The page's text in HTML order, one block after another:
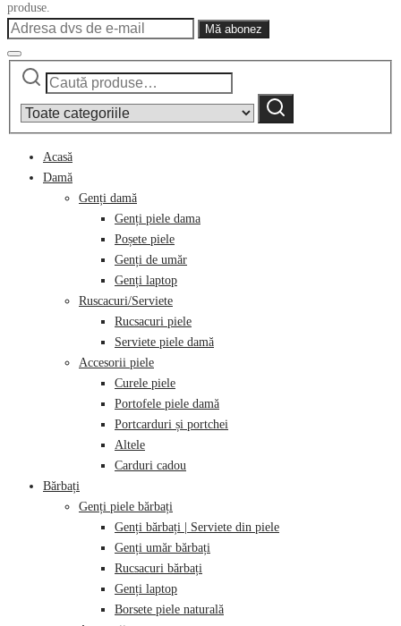
produse.
Caută
category:
Caută
Acasă
Damă
Genți damă
Genți piele dama
Poșete piele
Genți de umăr
Genți laptop
Ruscacuri/Serviete
Rucsacuri piele
Serviete piele damă
Accesorii piele
Curele piele
Portofele piele damă
Portcarduri și portchei
Altele
Carduri cadou
Bărbați
Genți piele bărbați
Genți bărbați | Serviete din piele
Genți umăr bărbați
Rucsacuri bărbați
Genți laptop
Borsete piele naturală